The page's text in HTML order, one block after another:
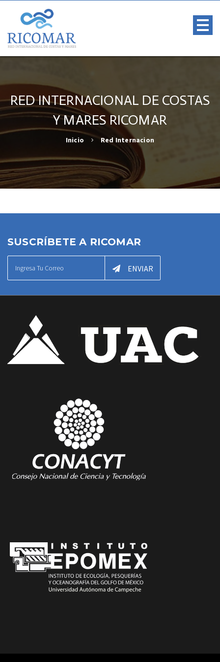
RED INTERNACIONAL DE COSTAS
Y MARES RICOMAR
Inicio Red Internacion
SUSCRÍBETE A RICOMAR
ENVIAR